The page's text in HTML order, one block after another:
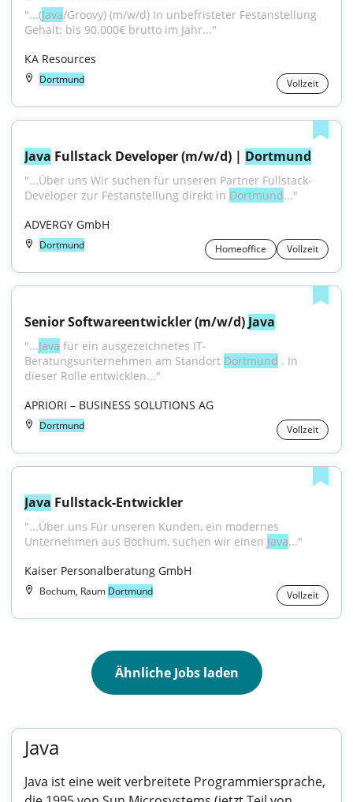
"...(Java/Groovy) (m/w/d) In unbefristeter Festanstellung
Gehalt: bis 90.000€ brutto im Jahr..."
KA Resources
Dortmund Vollzeit
Java Fullstack Developer (m/w/d) | Dortmund
"...Über uns Wir suchen für unseren Partner Fullstack-
Developer zur Festanstellung direkt in Dortmund..."
ADVERGY GmbH
Dortmund Homeoffice Vollzeit
Senior Softwareentwickler (m/w/d) Java
"...Java für ein ausgezeichnetes IT-
Beratungsunternehmen am Standort Dortmund . In
dieser Rolle entwicklen..."
APRIORI – BUSINESS SOLUTIONS AG
Dortmund Vollzeit
Java Fullstack-Entwickler
"...Über uns Für unseren Kunden, ein modernes
Unternehmen aus Bochum, suchen wir einen Java..."
Kaiser Personalberatung GmbH
Bochum, Raum Dortmund Vollzeit
Ähnliche Jobs laden
Java
Java ist eine weit verbreitete Programmiersprache,